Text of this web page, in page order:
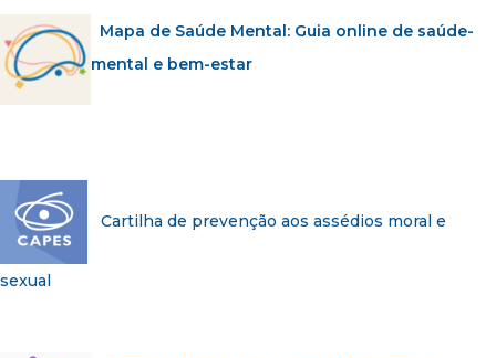
Mapa de Saúde Mental: Guia online de saúde-
mental e bem-estar
Cartilha de prevenção aos assédios moral e
sexual